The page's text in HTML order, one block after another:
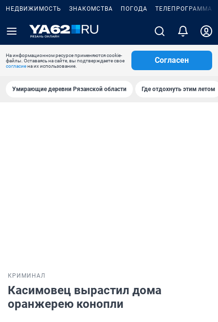
НЕДВИЖИМОСТЬ ЗНАКОМСТВА ПОГОДА ТЕЛЕПРОГРАММА
На информационном ресурсе применяются cookie-
файлы. Оставаясь на сайте, вы подтверждаете свое
согласиена их использование.
Согласен
Умирающие деревни Рязанской области Где отдохнуть этим летом
КРИМИНАЛ
Касимовец вырастил дома
оранжерею конопли